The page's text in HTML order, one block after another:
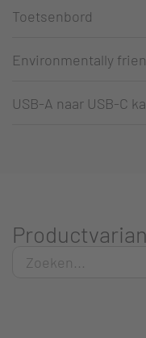
Toetsenbord
Environmentally
USB-A naar USB-C